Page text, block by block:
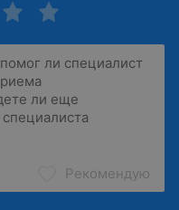
Рекомендую